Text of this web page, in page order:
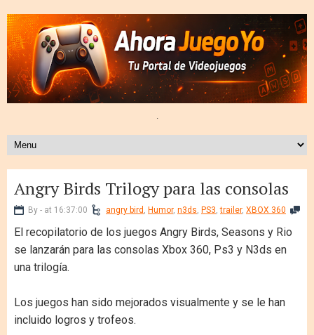
.
Angry Birds Trilogy para las consolas
By - at 16:37:00 angry bird , Humor, n3ds, PS3,trailer, XBOX 360
El recopilatorio de los juegos Angry Birds, Seasons y Rio
se lanzarán para las consolas Xbox 360, Ps3 y N3ds en
una trilogía.
Los juegos han sido mejorados visualmente y se le han
incluido logros y trofeos.